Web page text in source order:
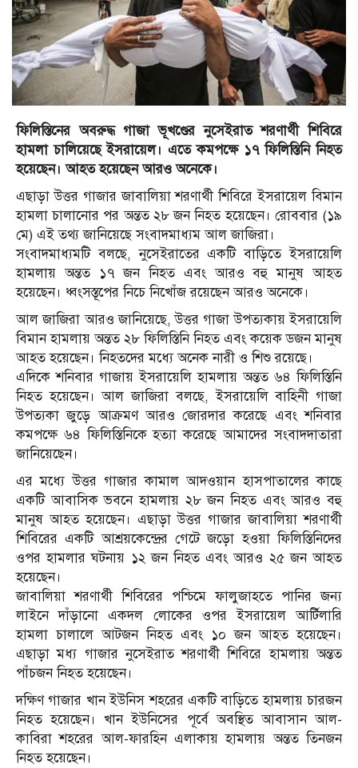
ফিলিস্তিনের অবরুদ্ধ গাজা ভূখণ্ডের নুসেইরাত শরণার্থী শিবিরে
হামলা চালিয়েছে ইসরায়েল। এতে কমপক্ষে ১৭ ফিলিস্তিনি নিহত
হয়েছেন। আহত হয়েছেন আরও অনেকে।
এছাড়া উত্তর গাজার জাবালিয়া শরণার্থী শিবিরে ইসরায়েল বিমান
হামলা চালানোর পর অন্তত ২৮ জন নিহত হয়েছেন। রোববার (১৯
মে) এই তথ্য জানিয়েছে সংবাদমাধ্যম আল জাজিরা।
সংবাদমাধ্যমটি বলছে, নুসেইরাতের একটি বাড়িতে ইসরায়েলি
হামলায় অন্তত ১৭ জন নিহত এবং আরও বহু মানুষ আহত
হয়েছেন। ধ্বংসস্তূপের নিচে নিখোঁজ রয়েছেন আরও অনেকে।
আল জাজিরা আরও জানিয়েছে, উত্তর গাজা উপত্যকায় ইসরায়েলি
বিমান হামলায় অন্তত ২৮ ফিলিস্তিনি নিহত এবং কয়েক ডজন মানুষ
আহত হয়েছেন। নিহতদের মধ্যে অনেক নারী ও শিশু রয়েছে।
এদিকে শনিবার গাজায় ইসরায়েলি হামলায় অন্তত ৬৪ ফিলিস্তিনি
নিহত হয়েছেন। আল জাজিরা বলছে, ইসরায়েলি বাহিনী গাজা
উপত্যকা জুড়ে আক্রমণ আরও জোরদার করেছে এবং শনিবার
কমপক্ষে ৬৪ ফিলিস্তিনিকে হত্যা করেছে আমাদের সংবাদদাতারা
জানিয়েছেন।
এর মধ্যে উত্তর গাজার কামাল আদওয়ান হাসপাতালের কাছে
একটি আবাসিক ভবনে হামলায় ২৮ জন নিহত এবং আরও বহু
মানুষ আহত হয়েছেন। এছাড়া উত্তর গাজার জাবালিয়া শরণার্থী
শিবিরের একটি আশ্রয়কেন্দ্রের গেটে জড়ো হওয়া ফিলিস্তিনিদের
ওপর হামলার ঘটনায় ১২ জন নিহত এবং আরও ২৫ জন আহত
হয়েছেন।
জাবালিয়া শরণার্থী শিবিরের পশ্চিমে ফালুজাহতে পানির জন্য
লাইনে দাঁড়ানো একদল লোকের ওপর ইসরায়েল আর্টিলারি
হামলা চালালে আটজন নিহত এবং ১০ জন আহত হয়েছেন।
এছাড়া মধ্য গাজার নুসেইরাত শরণার্থী শিবিরে হামলায় অন্তত
পাঁচজন নিহত হয়েছেন।
দক্ষিণ গাজার খান ইউনিস শহরের একটি বাড়িতে হামলায় চারজন
নিহত হয়েছেন। খান ইউনিসের পূর্বে অবস্থিত আবাসান আল-
কাবিরা শহরের আল-ফারহিন এলাকায় হামলায় অন্তত তিনজন
নিহত হয়েছেন।